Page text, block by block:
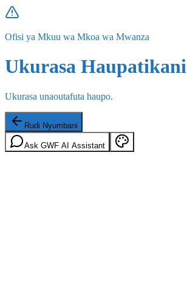
Ofisi ya Mkuu wa Mkoa wa Mwanza
Ukurasa Haupatikani
Ukurasa unaoutafuta haupo.
Rudi Nyumbani
Ask GWF AI Assistant